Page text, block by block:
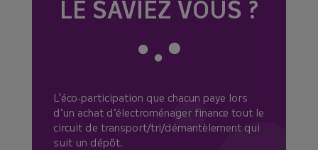
composteurs à prix réduits
lors de
Voici les dates à venir :
👉Samedi 12 septembre à Vitré
📣+ Une nouvelle date : Samedi 14
novembre à Châteaubourg
Réservez votre composteur en cliquant
LE SAVIEZ VOUS ?
L'éco-participation que chacun paye lors
d’un achat d’électroménager finance tout le
circuit de transport/tri/démantèlement qui
suit un dépôt.